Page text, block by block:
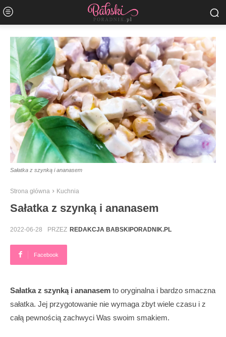
Sałatka z szynką i ananasem
Strona główna Kuchnia
Sałatka z szynką i ananasem
2022-06-28 PRZEZ REDAKCJA BABSKIPORADNIK.PL
Facebook
Sałatka z szynką i ananasem to oryginalna i bardzo smaczna
sałatka. Jej przygotowanie nie wymaga zbyt wiele czasu i z
całą pewnością zachwyci Was swoim smakiem.